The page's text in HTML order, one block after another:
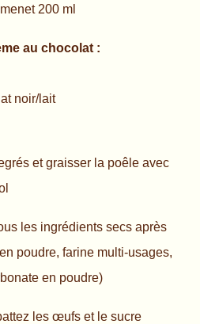
200 ml
au chocolat :
noir/lait
et graisser la poêle avec
les ingrédients secs après
poudre, farine multi-usages,
en poudre)
les œufs et le sucre